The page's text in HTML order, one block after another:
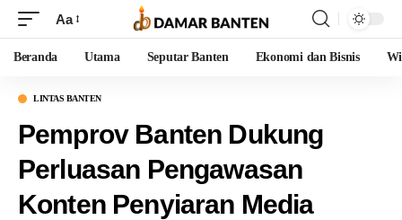
Aa
Beranda Utama Seputar Banten Ekonomi dan Bisnis
LINTAS BANTEN
Pemprov Banten Dukung
Perluasan Pengawasan
Konten Penyiaran Media